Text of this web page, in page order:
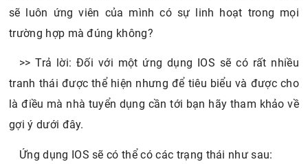
sẽ luôn ứng viên của mình có sự linh hoạt trong mọi
trường hợp mà đúng không?
>> Trả lời: Đối với một ứng dụng IOS sẽ có rất nhiều
tranh thái được thể hiện nhưng để tiêu biểu và được cho
là điều mà nhà tuyển dụng cần tới bạn hãy tham khảo về
gợi ý dưới đây.
Ứng dụng IOS sẽ có thể có các trạng thái như sau: